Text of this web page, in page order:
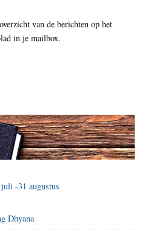
van de berichten op het
in je mailbox.
-31 augustus
Dhyana